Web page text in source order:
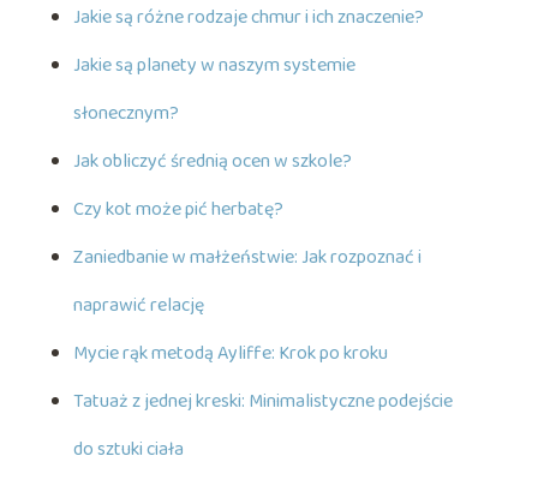
Jakie są różne rodzaje chmur i ich znaczenie?
Jakie są planety w naszym systemie
słonecznym?
Jak obliczyć średnią ocen w szkole?
Czy kot może pić herbatę?
Zaniedbanie w małżeństwie: Jak rozpoznać i
naprawić relację
Mycie rąk metodą Ayliffe: Krok po kroku
Tatuaż z jednej kreski: Minimalistyczne podejście
do sztuki ciała